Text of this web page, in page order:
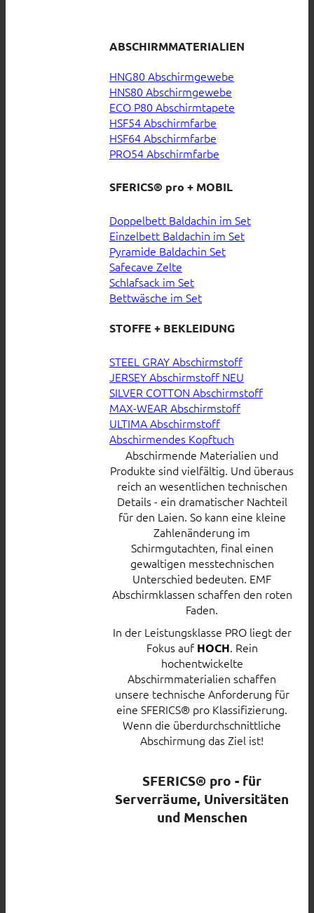
ABSCHIRMMATERIALIEN
HNG80 Abschirmgewebe
HNS80 Abschirmgewebe
ECO P80 Abschirmtapete
HSF54 Abschirmfarbe
HSF64 Abschirmfarbe
PRO54 Abschirmfarbe
SFERICS® pro + MOBIL
Doppelbett Baldachin im Set
Einzelbett Baldachin im Set
Pyramide Baldachin Set
Safecave Zelte
Schlafsack im Set
Bettwäsche im Set
STOFFE + BEKLEIDUNG
STEEL GRAY Abschirmstoff
JERSEY Abschirmstoff
SILVER COTTON Abschirmstoff
MAX-WEAR Abschirmstoff
ULTIMA Abschirmstoff
Abschirmendes Kopftuch
Abschirmende Materialien und
Produkte sind vielfältig. Und überaus
reich an wesentlichen technischen
Details - ein dramatischer Nachteil
für den Laien. So kann eine kleine
Zahlenänderung im
Schirmgutachten, final einen
gewaltigen messtechnischen
Unterschied bedeuten. EMF
Abschirmklassen schaffen den roten
Faden.
In der Leistungsklasse PRO liegt der
Fokus auf HOCH. Rein
hochentwickelte
Abschirmmaterialien schaffen
unsere technische Anforderung für
eine SFERICS® pro Klassifizierung.
Wenn die überdurchschnittliche
Abschirmung das Ziel ist!
SFERICS® pro - für
Serverräume, Universitäten
und Menschen